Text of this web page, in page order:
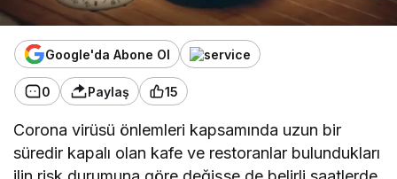
Google'da Abone Ol
0 Paylaş 15
Corona virüsü önlemleri kapsamında uzun bir
süredir kapalı olan kafe ve restoranlar bulundukları